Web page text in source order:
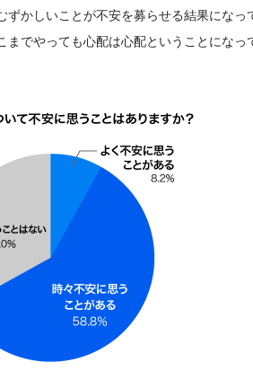
かしいことが不安を募らせる結果になっ
でやっても心配は心配ということになっ